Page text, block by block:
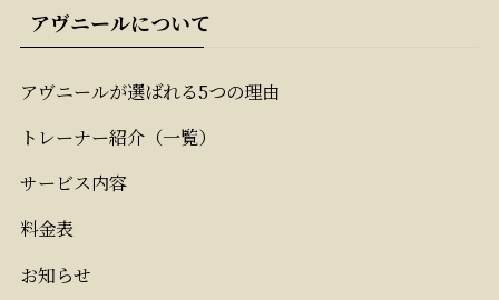
アヴニールについて
アヴニールが選ばれる5つの理由
トレーナー紹介（一覧）
サービス内容
料金表
お知らせ